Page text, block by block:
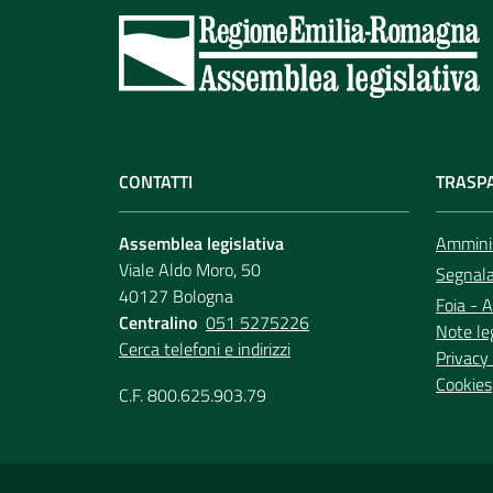
CONTATTI
Assemblea legislativa
Viale Aldo Moro, 50
40127 Bologna
Centralino 051 5275226
Cerca telefoni e indirizzi
C.F. 800.625.903.79
Foia -
Note
Cookies